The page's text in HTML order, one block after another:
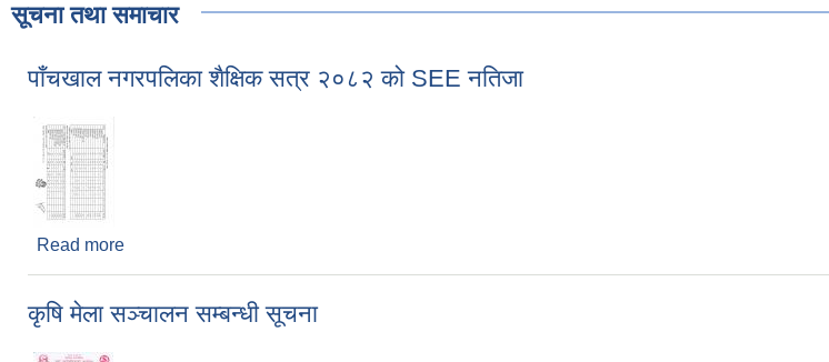
सूचना तथा समाचार
पाँचखाल नगरपलिका शैक्षिक सत्र २०८२ को SEE नतिजा
Read more
कृषि मेला सञ्चालन सम्बन्धी सूचना